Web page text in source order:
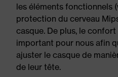
les éléments fonctionnels
protection du cerveau
casque. De plus, le
important pour nous afin
ajuster le casque de
de leur tête.